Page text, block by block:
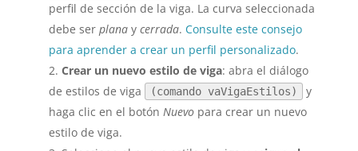
perfil de sección de la viga. La curva seleccionada
debe ser planay cerrada. Consulte este consejo
para aprender a crear un perfil personalizado.
Crear un nuevo estilo de viga: abra el diálogo
de estilos de viga
(comando vaVigaEstilos)
y
haga clic en el botón Nuevopara crear un nuevo
estilo de viga.